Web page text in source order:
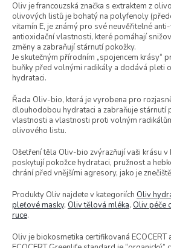
Oliv je francouzská značka s extraktem z
olivových listů je bohatý na polyfenoly
vitamín E, je známý pro své neuvěřitelné
antioxidační vlastnosti, které pomáhají
změny a zabraňují stárnutí pokožky.
Je skutečným přírodním „spojencem krásy“
buňky před volnými radikály a dodává pleti
hydrataci.
Řada Oliv-bio, která je vyrobena pro
dlouhodobou hydrataci a zabraňuje stárnutí
vlastnosti a vlastnosti proti volným
olivového listu.
Ošetření těla Oliv-bio zvýrazňují vaši krásu
poskytují pokožce hydrataci, pružnost a
chrání před vnějšími agresory, jako je
Produkty Oliv najdete v kategoriích Oliv
pleťové masky, Oliv tělová mléka, Oliv péče
ruce.
Oliv je biokosmetika certifikovaná ECOCERT
d
u
k
t
ů